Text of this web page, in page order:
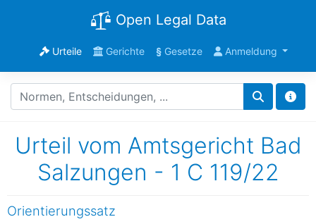
Open Legal Data
Urteile Gerichte §Gesetze Anmeldung
Urteil vom Amtsgericht Bad
Salzungen - 1 C 119/22
Orientierungssatz